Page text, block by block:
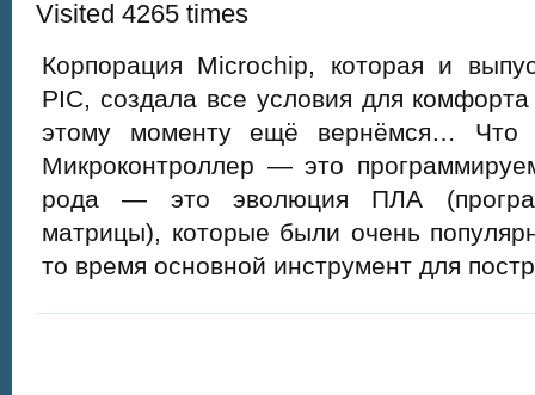
Visited 4265 times
Корпорация Microchip, которая и
PIC, создала все условия для
этому моменту ещё вернёмся… Что
Микроконтроллер — это
рода — это эволюция ПЛА
матрицы), которые были очень
то время основной инструмент для